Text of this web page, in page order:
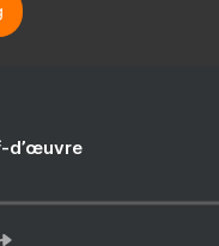
d’œuvre